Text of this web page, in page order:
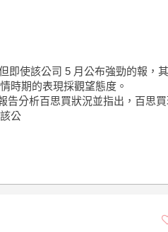
即使該公司 5 月公布強勁的報，
時期的表現採觀望態度。
告分析百思買狀況並指出，百思
公